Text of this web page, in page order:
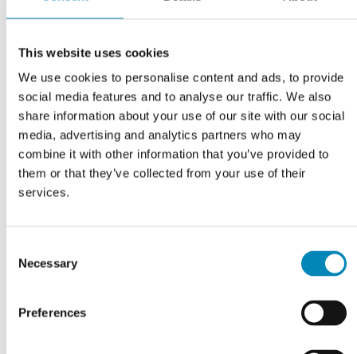
This website uses cookies
We use cookies to personalise content and ads, to provide
social media features and to analyse our traffic. We also
share information about your use of our site with our social
media, advertising and analytics partners who may
combine it with other information that you’ve provided to
them or that they’ve collected from your use of their
services.
Selection
Necessary
Preferences
Grebsskabelon
DKK 114,81